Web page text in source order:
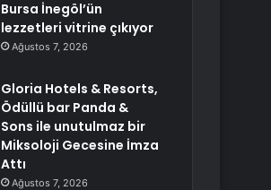
Bursa İnegöl’ün
lezzetleri vitrine çıkıyor
Ağustos 7, 2026
Gloria Hotels & Resorts,
Ödüllü bar Panda &
Sons ile unutulmaz bir
Miksoloji Gecesine İmza
Attı
Ağustos 7, 2026